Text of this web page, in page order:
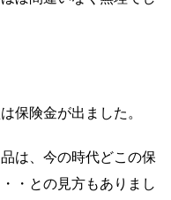
保険金が出ました。
は、今の時代どこの保
・との見方もありまし